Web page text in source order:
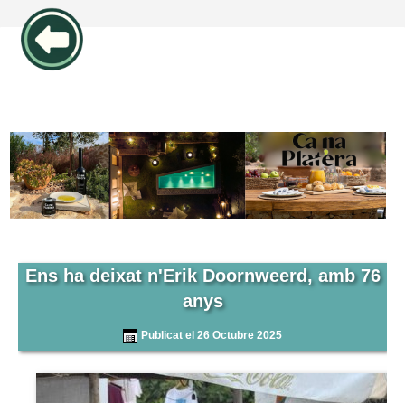
Ens ha deixat n'Erik Doornweerd, amb 76
anys
Publicat el 26 Octubre 2025